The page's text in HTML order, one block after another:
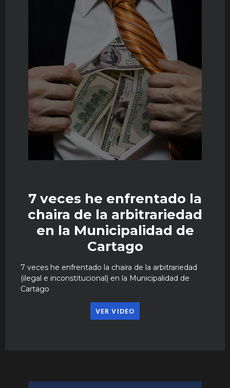
7 veces he enfrentado la
chaira de la arbitrariedad
en la Municipalidad de
Cartago
7 veces he enfrentado la chaira de la arbitrariedad
(ilegal e inconstitucional) en la Municipalidad de
Cartago
VER VIDEO